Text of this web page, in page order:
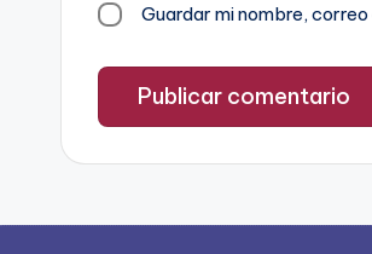
Guardar mi nombre,